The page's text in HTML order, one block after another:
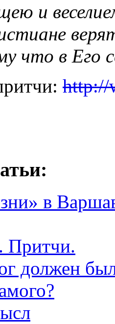
и
что в Его
http://
в
Притчи.
должен